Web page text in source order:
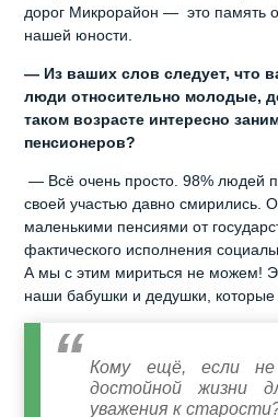
дорог Микрорайон — это память
нашей юности.
— Из ваших слов следует, что
люди относительно молодые,
таком возрасте интересно
пенсионеров?
— Всё очень просто. 98% людей
своей участью давно смирились.
маленькими пенсиями от
фактического исполнения
А мы с этим мириться не можем!
наши бабушки и дедушки, которые
Кому ещё, если не
достойной жизни
уважения к